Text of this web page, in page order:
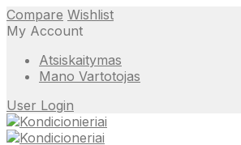
Compare Wishlist
My Account
Atsiskaitymas
Mano Vartotojas
User Login